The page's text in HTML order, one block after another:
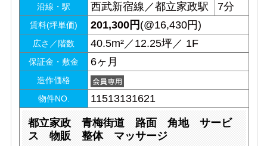
沿線・駅 西武新宿線／都立家政駅 7分
賃料(坪単価) 201,300円 (@16,430円)
広さ／階数 40.5m²／12.25坪／ 1F
保証金・敷金 6ヶ月
造作価格
物件NO.
11513131621
都立家政 青梅街道 路面 角地 サービ
ス 物販 整体 マッサージ